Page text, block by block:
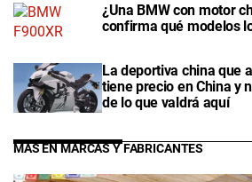
¿Una BMW con motor
confirma qué modelos
La deportiva china que
tiene precio en China y
de lo que valdrá aquí
MÁS EN MARCAS Y FABRICANTES